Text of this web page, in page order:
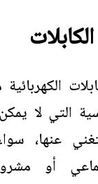
التي لا
عنها،
أو